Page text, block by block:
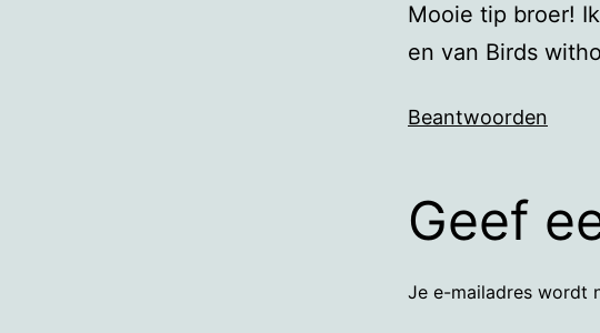
Mooie tip broer!
en van Birds
Beantwoorden
Geef
Je e-mailadres wordt